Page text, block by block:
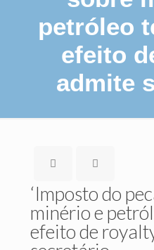
petróleo
efeito
admite
‘Imposto do
minério e
efeito de